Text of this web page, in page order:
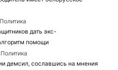
дать экс-
помощи
демсил, сославшись на мнения